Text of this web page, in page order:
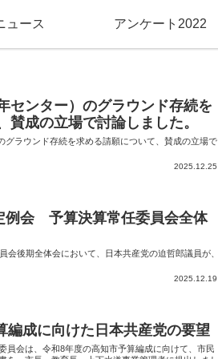
ュース アンケート2022
センター）のグラウンド存続を
賛成の立場で討論しました。
グラウンド存続を求める請願について、賛成の立場で
2025.12.25
例会 予算決算常任委員会全体
後期全体会において、日本共産党の迫哲郎議員が、
2025.12.19
編成に向けた日本共産党の要望
員会は、令和8年度の高知市予算編成に向けて、市民